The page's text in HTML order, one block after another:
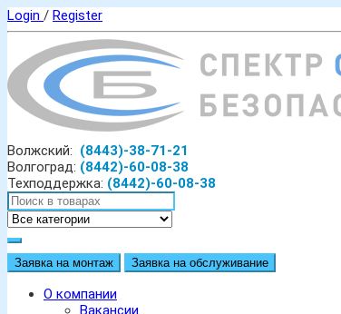
Login / Register
Волжский: (8443)-38-71-21
Волгоград: (8442)-60-08-38
Техподдержка: (8442)-60-08-38
Заявка на монтаж Заявка на обслуживание
О компании
Вакансии